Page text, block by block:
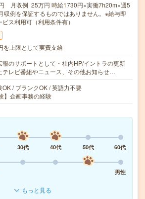
月収例 25万円 時給1730円×実働7h20m×週5
収例を保証するものではありません。※給与即
ス利用可（利用条件有）
を上限として実費支給
報のサポートとして・社内HP/イントラの更新
レビ番組やニュース、その他お知らせ…
OK / ブランクOK / 英語力不要
】企画事務の経験
30代 40代 50代
60代
男性
もっと見る